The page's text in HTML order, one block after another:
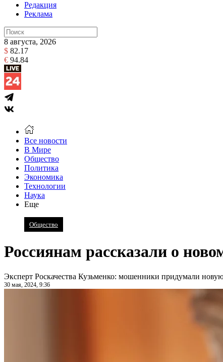
Редакция
Реклама
8 августа, 2026
$ 82.17
€ 94.84
Все новости
В Мире
Общество
Политика
Экономика
Технологии
Наука
Еще
Общество
Россиянам рассказали о
Эксперт Роскачества Кузьменко: мошенники придумали
30 мая, 2024, 9:36